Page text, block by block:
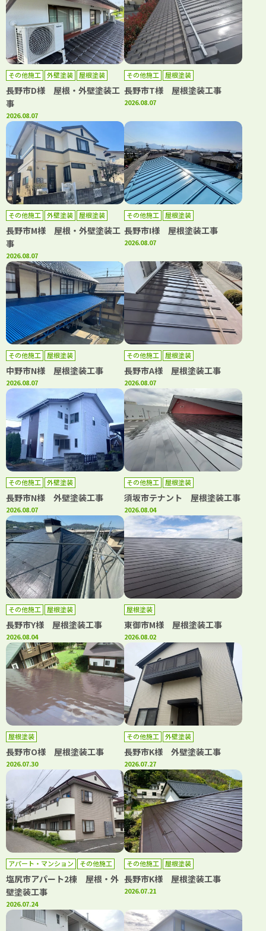
その他施工 外壁塗装 屋根塗装
長野市D様 屋根・外壁塗装工
事
2026.08.07
その他施工 屋根塗装
長野市T様 屋根塗装工事
2026.08.07
その他施工 外壁塗装 屋根塗装
長野市M様 屋根・外壁塗装工
事
2026.08.07
その他施工 屋根塗装
長野市I様 屋根塗装工事
2026.08.07
その他施工 屋根塗装
中野市N様 屋根塗装工事
2026.08.07
その他施工 屋根塗装
長野市A様 屋根塗装工事
2026.08.07
その他施工 外壁塗装
長野市N様 外壁塗装工事
2026.08.07
その他施工 屋根塗装
須坂市テナント 屋根塗装工事
2026.08.04
その他施工 屋根塗装
長野市Y様 屋根塗装工事
2026.08.04
屋根塗装
東御市M様 屋根塗装工事
2026.08.02
屋根塗装
長野市O様 屋根塗装工事
2026.07.30
その他施工 外壁塗装
長野市K様 外壁塗装工事
2026.07.27
アパート・マンション
その他施工
外壁塗装
屋根塗装
塩尻市アパート2棟 屋根・外
壁塗装工事
2026.07.24
その他施工 屋根塗装
長野市K様 屋根塗装工事
2026.07.21